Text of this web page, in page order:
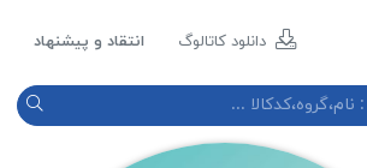
دانلود کاتالوگ انتقاد و پیشنهاد